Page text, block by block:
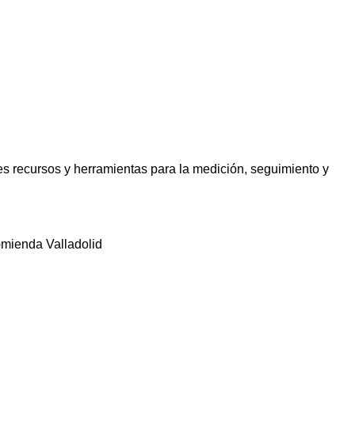
recursos y herramientas para la medición, seguimiento y
Valladolid